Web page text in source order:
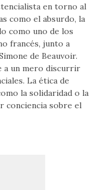
en torno al
como el absurdo, la
como uno de los
francés, junto a
de Beauvoir.
a un mero discurrir
La ética de
la solidaridad o la
conciencia sobre el